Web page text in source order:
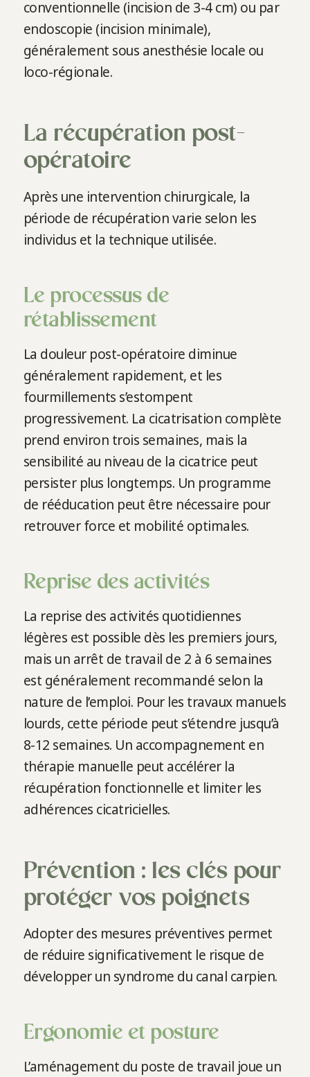
conventionnelle (incision de 3-4 cm) ou par
endoscopie (incision minimale),
généralement sous anesthésie locale ou
loco-régionale.
La récupération post-
opératoire
Après une intervention chirurgicale, la
période de récupération varie selon les
individus et la technique utilisée.
Le processus de
rétablissement
La douleur post-opératoire diminue
généralement rapidement, et les
fourmillements s’estompent
progressivement. La cicatrisation complète
prend environ trois semaines, mais la
sensibilité au niveau de la cicatrice peut
persister plus longtemps. Un programme
de rééducation peut être nécessaire pour
retrouver force et mobilité optimales.
Reprise des activités
La reprise des activités quotidiennes
légères est possible dès les premiers jours,
mais un arrêt de travail de 2 à 6 semaines
est généralement recommandé selon la
nature de l’emploi. Pour les travaux manuels
lourds, cette période peut s’étendre jusqu’à
8-12 semaines. Un accompagnement en
thérapie manuelle peut accélérer la
récupération fonctionnelle et limiter les
adhérences cicatricielles.
Prévention : les clés pour
protéger vos poignets
Adopter des mesures préventives permet
de réduire significativement le risque de
développer un syndrome du canal carpien.
Ergonomie et posture
L’aménagement du poste de travail joue un